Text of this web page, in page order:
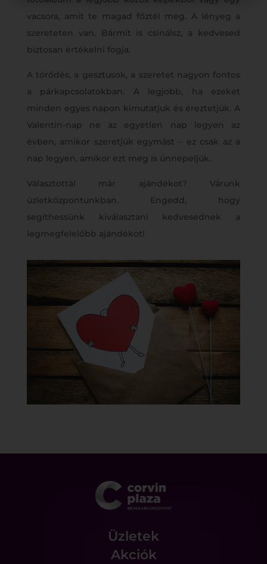
vacsora, amit te magad főztél meg. A lényeg a
szereteten van. Bármit is csinálsz, a kedvesed
biztosan értékelni fogja.
A törődés, a gesztusok, a szeretet nagyon fontos
a párkapcsolatokban. A legjobb, ha ezeket
minden egyes napon kimutatjuk és éreztetjük. A
Valentin-nap ne az egyetlen nap legyen az
évben, amikor szeretjük egymást – ez csak az a
nap legyen, amikor ezt meg is ünnepeljük.
Választottál már ajándékot? Várunk
üzletközpontunkban. Engedd, hogy
segíthessünk kiválasztani kedvesednek a
legmegfelelőbb ajándékot!
Üzletek
Akciók